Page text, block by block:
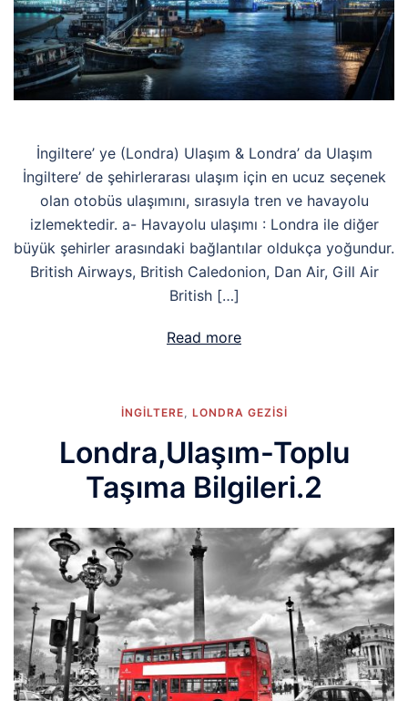
İngiltere’ ye (Londra) Ulaşım & Londra’ da Ulaşım
İngiltere’ de şehirlerarası ulaşım için en ucuz seçenek
olan otobüs ulaşımını, sırasıyla tren ve havayolu
izlemektedir. a- Havayolu ulaşımı : Londra ile diğer
büyük şehirler arasındaki bağlantılar oldukça yoğundur.
British Airways, British Caledonion, Dan Air, Gill Air
British […]
Read more
İNGİLTERE LONDRA GEZISI
Londra,Ulaşım-Toplu
Taşıma Bilgileri.2